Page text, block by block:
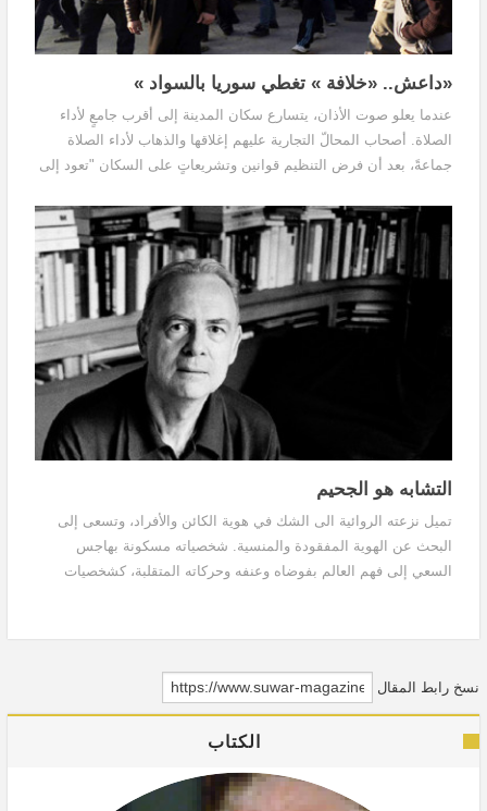
«داعش.. «خلافة » تغطي سوريا بالسواد »
عندما يعلو صوت الأذان، يتسارع سكان المدينة إلى أقرب جامعٍ لأداء
الصلاة. أصحاب المحالّ التجارية عليهم إغلاقها والذهاب لأداء الصلاة
جماعةً، بعد أن فرض التنظيم قوانين وتشريعاتٍ على السكان "تعود إلى
التشابه هو الجحيم
تميل نزعته الروائية الى الشك في هوية الكائن والأفراد، وتسعى إلى
البحث عن الهوية المفقودة والمنسية. شخصياته مسكونة بهاجس
السعي إلى فهم العالم بفوضاه وعنفه وحركاته المتقلبة، كشخصيات
نسخ رابط المقال
الكتاب